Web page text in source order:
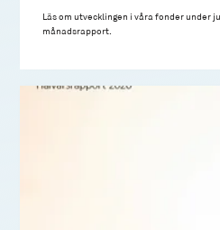
Läs om utvecklingen i våra fonder under
månadsrapport.